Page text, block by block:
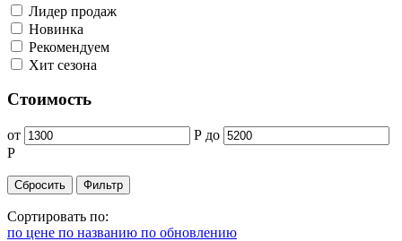
Лидер продаж
Новинка
Рекомендуем
Хит сезона
Стоимость
от Р до
Р
Сортировать по:
по цене по названию по обновлению